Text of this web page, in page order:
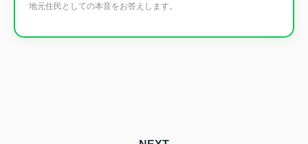
地元住民としての本音をお答えします。